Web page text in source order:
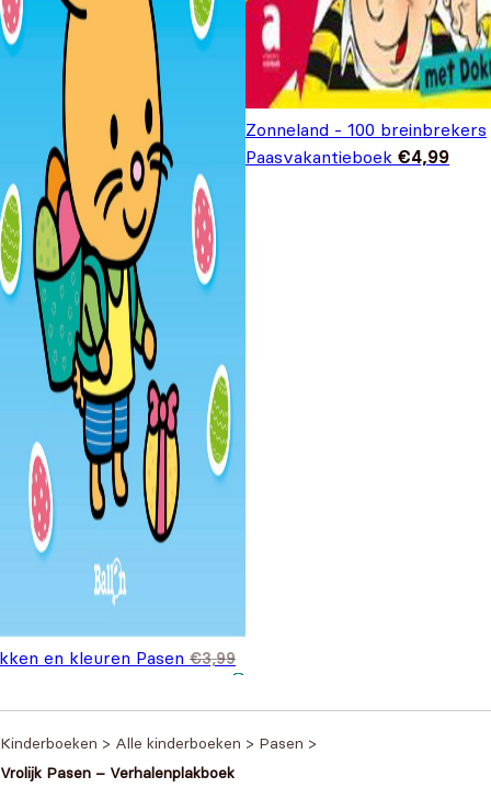
en kleuren Pasen €3,99
Zonneland - 100 breinbrekers
Paasvakantieboek €4,99
Kinderboeken > Alle kinderboeken > Pasen >
Vrolijk Pasen – Verhalenplakboek